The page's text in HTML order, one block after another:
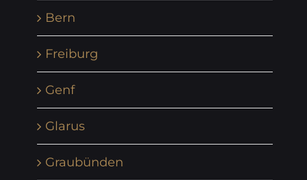
Bern
Freiburg
Genf
Glarus
Graubünden